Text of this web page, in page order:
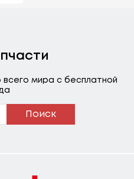
всего мира с бесплатной
Поиск